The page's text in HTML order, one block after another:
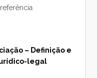
– Definição e
legal